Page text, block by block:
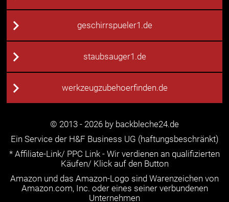
geschirrspueler1.de
staubsauger1.de
werkzeugzubehoerfinden.de
© 2013 - 2026 by backbleche24.de
Ein Service der H&F Business UG (haftungsbeschränkt)
* Affiliate-Link/ PPC Link - Wir verdienen an qualifizierten
Käufen/ Klick auf den Button
Amazon und das Amazon-Logo sind Warenzeichen von
Amazon.com, Inc. oder eines seiner verbundenen
Unternehmen